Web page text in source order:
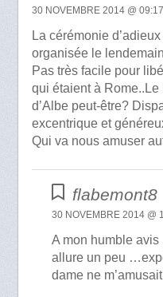
30 NOVEMBRE 2014 @ 09:17
La cérémonie
organisée le
Pas très facile pour
qui étaient à
d’Albe peut-être?
excentrique et
Qui va nous amuser
flabemont8
30 NOVEMBRE 2014 @
A mon humble
allure un peu
dame ne